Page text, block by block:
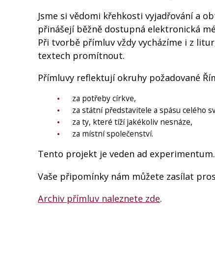
Jsme si vědomi křehkosti vyjadřování a
přinášejí běžně dostupná elektronická
Při tvorbě přímluv vždy vycházíme i z
textech promítnout.
Přímluvy reflektují okruhy požadované
za potřeby církve,
za státní představitele a spásu celého
za ty, které tíží jakékoliv nesnáze,
za místní společenství.
Tento projekt je veden ad experimentum.
Vaše připomínky nám můžete zasílat
Archiv přímluv naleznete zde.